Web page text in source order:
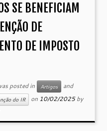
SE BENEFICIAM
DE
DE IMPOSTO
posted in Artigos
and
do IR on 10/02/2025 by